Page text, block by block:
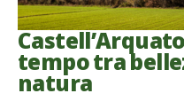
tempo tra
natura